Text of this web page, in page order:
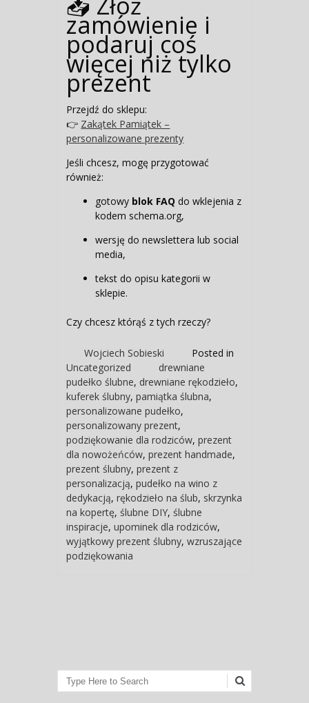
zamówienie i
podaruj coś
więcej niż tylko
prezent
Przejdź do sklepu:
👉 Zakątek Pamiątek –
personalizowane prezenty
Jeśli chcesz, mogę przygotować
również:
gotowy blok FAQ do wklejenia z
kodem schema.org,
wersję do newslettera lub social
media,
tekst do opisu kategorii w
sklepie.
Czy chcesz którąś z tych rzeczy?
Wojciech Sobieski
Posted in
Uncategorized
drewniane
pudełko ślubne, drewniane rękodzieło,
kuferek ślubny,pamiątka ślubna,
personalizowane pudełko,
personalizowany prezent,
podziękowanie dla rodziców,prezent
dla nowożeńców,prezent handmade,
prezent ślubny,prezent z
personalizacją,pudełko na wino z
dedykacją,rękodzieło na ślub, skrzynka
na kopertę,ślubne DIY,ślubne
inspiracje,upominek dla rodziców,
wyjątkowy prezent ślubny,wzruszające
podziękowania
Search